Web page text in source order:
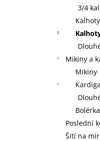
3/4
Kalhoty
Mikiny a
Mikiny
Bolérka
Poslední
Šití na